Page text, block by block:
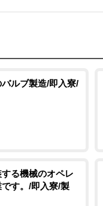
バルブ製造/即入寮/
する機械のオペレ
す。/即入寮/製